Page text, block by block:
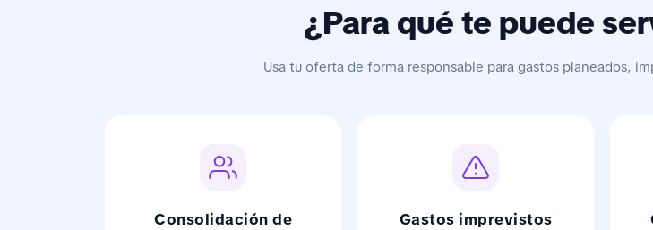
¿Para qué te puede
Usa tu oferta de forma responsable para gastos planeados,
Consolidación de
Gastos imprevistos